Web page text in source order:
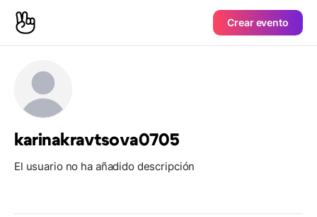
Crear evento
karinakravtsova0705
El usuario no ha añadido descripción